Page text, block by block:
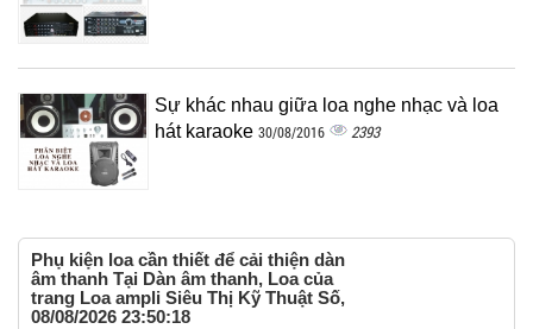
Sự khác nhau giữa loa nghe nhạc và loa
hát karaoke 30/08/2016 2393
Phụ kiện loa cần thiết để cải thiện dàn
âm thanh Tại Dàn âm thanh, Loa của
trang Loa ampli Siêu Thị Kỹ Thuật Số,
08/08/2026 23:50:18